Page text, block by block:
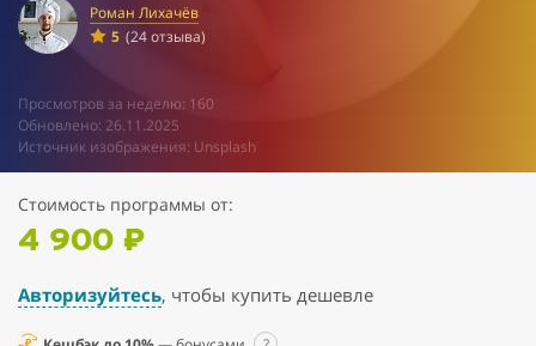
Роман Лихачёв
5 (24 отзыва)
Просмотров за неделю: 160
Обновлено: 26.11.2025
Источник изображения: Unsplash
Стоимость программы от:
4 900 ₽
Авторизуйтесь, чтобы купить дешевле